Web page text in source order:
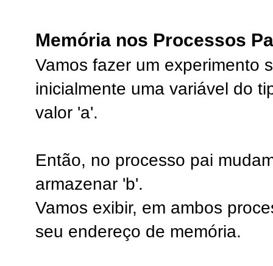
Memória nos Processos
Vamos fazer um experimento
inicialmente uma variável do
valor 'a'.
Então, no processo pai
armazenar 'b'.
Vamos exibir, em ambos
seu endereço de memória.